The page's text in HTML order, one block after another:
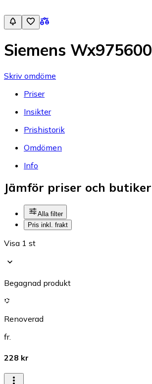
Siemens Wx975600
Skriv omdöme
Priser
Insikter
Prishistorik
Omdömen
Info
Jämför priser och butiker
Alla filter
Pris inkl. frakt
Visa 1 st
Begagnad produkt
Renoverad
fr.
228 kr